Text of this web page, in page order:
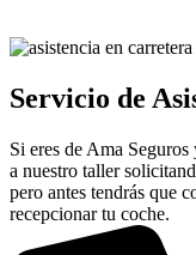
Servicio de
Si eres de Ama
a nuestro taller
pero antes tendrás que
recepcionar tu coche.